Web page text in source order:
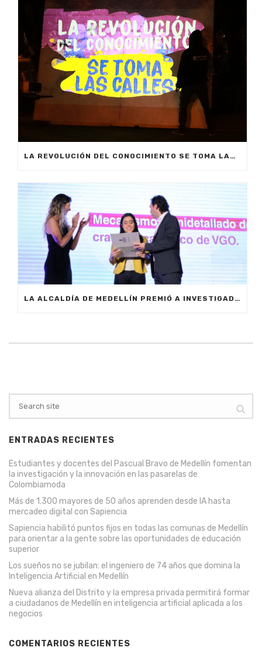
LA REVOLUCIÓN DEL CONOCIMIENTO SE TOMA LAS CALLES DE MEDELLÍN
LA ALCALDÍA DE MEDELLÍN PREMIÓ A INVESTIGADORES POR SU CONTRIBUCIÓN CON LA CIUDAD Y EL PAÍS
ENTRADAS RECIENTES
Estudiantes y docentes del Pascual Bravo de Medellín fomentan
la investigación y la innovación en las pasarelas de
Colombiamoda
Más de 1.300 mayores de 50 años aprenden desde IA hasta
mercadeo digital con Sapiencia
Sapiencia habilitó puntos fijos en todas las comunas de Medellín
para orientar a la gente sobre las oportunidades de educación
superior
Los sueños no se jubilan: el ingeniero de 74 años que domina la
Inteligencia Artificial en Medellín
Nueva alianza del Distrito y la empresa privada permitirá formar
a ciudadanos de Medellín en inteligencia artificial aplicada a los
negocios
COMENTARIOS RECIENTES